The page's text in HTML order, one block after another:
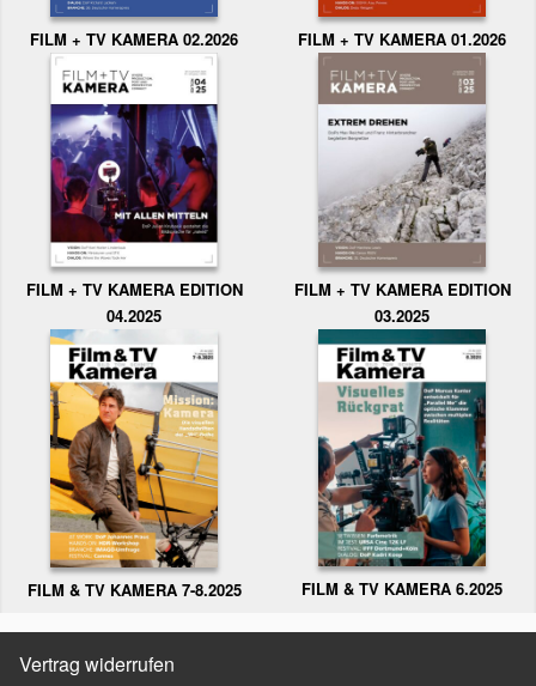
FILM + TV KAMERA 02.2026 FILM + TV KAMERA 01.2026
FILM + TV KAMERA EDITION
04.2025
FILM + TV KAMERA EDITION
03.2025
FILM & TV KAMERA 7-8.2025 FILM & TV KAMERA 6.2025
Vertrag widerrufen